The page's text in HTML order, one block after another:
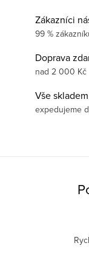
Zákazníci
99 %
Doprava
nad 2 000 Kč
Vše skladem
expedujeme